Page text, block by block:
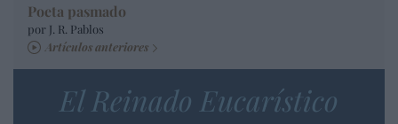
Poeta pasmado
por J. R. Pablos
Artículos anteriores
El Reinado Eucarístico